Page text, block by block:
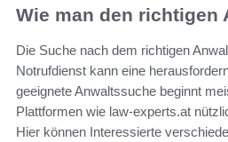
Wie man den richtigen
Die Suche nach dem richtigen
Notrufdienst kann eine
geeignete Anwaltssuche beginnt
Plattformen wie law-experts.at
Hier können Interessierte